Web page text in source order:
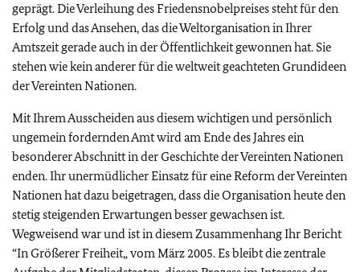
geprägt. Die Verleihung des Friedensnobelpreises steht für den
Erfolg und das Ansehen, das die Weltorganisation in Ihrer
Amtszeit gerade auch in der Öffentlichkeit gewonnen hat. Sie
stehen wie kein anderer für die weltweit geachteten Grundideen
der Vereinten Nationen.
Mit Ihrem Ausscheiden aus diesem wichtigen und persönlich
ungemein fordernden Amt wird am Ende des Jahres ein
besonderer Abschnitt in der Geschichte der Vereinten Nationen
enden. Ihr unermüdlicher Einsatz für eine Reform der Vereinten
Nationen hat dazu beigetragen, dass die Organisation heute den
stetig steigenden Erwartungen besser gewachsen ist.
Wegweisend war und ist in diesem Zusammenhang Ihr Bericht
“In Größerer Freiheit„ vom März 2005. Es bleibt die zentrale